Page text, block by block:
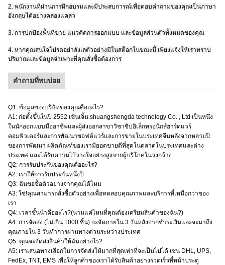
2. พนักงานที่ผ่านการฝึกอบรมและมีประสบการณ์เพื่อตอบคำถามของคุณเป็นภาษา
อังกฤษได้อย่างคล่องแคล่ว
3. การปกป้องพื้นที่ขาย แนวคิดการออกแบบ และข้อมูลส่วนตัวทั้งหมดของคุณ
4. หากคุณสนใจโปรดอย่าลังเลตัวอย่างมีในสต็อกในขณะนี้ เพียงแจ้งให้เราทราบ
ปริมาณและข้อมูลจำเพาะที่คุณสั่งซื้อต้องการ
คำถามที่พบบ่อย
Q1: ข้อมูลของบริษัทของคุณคืออะไร?
A1: ก่อตั้งขึ้นในปี 2552 เซินเจิ้น shuangshengda technology Co. , Ltd เป็นหนึ่ง
ในนักออกแบบมืออาชีพและผู้ส่งออกสาขาวิชาชิปอิเล็กทรอนิกส์ฮาร์ดแวร์
คอมพิวเตอร์และการพัฒนาซอฟต์แวร์และการขายในประเทศจีนหลังจากหลายปี
ของการพัฒนา ผลิตภัณฑ์ของเรามียอดขายดีที่สุดในตลาดในประเทศและต่าง
ประเทศ และได้รับความไว้วางใจอย่างสูงจากผู้บริโภคในวงกว้าง
Q2: การรับประกันของคุณคืออะไร?
A2: เราให้การรับประกันหนึ่งปี
Q3: ฉันขอซื้อตัวอย่างจากคุณได้ไหม
A3: ใช่!คุณสามารถสั่งซื้อตัวอย่างเพื่อทดสอบคุณภาพและบริการที่เหนือกว่าของ
เรา
Q4: เวลาชั้นนำคืออะไร?(นานแค่ไหนที่คุณต้องเตรียมสินค้าของฉัน?)
A4: การจัดส่ง (ไม่เกิน 1000 ชิ้น) จะจัดภายใน 3 วันหลังจากชำระเงินและจะมาถึง
คุณภายใน 3 วันทำการผ่านทางด่วนระหว่างประเทศ
Q5: คุณจะจัดส่งสินค้าให้ฉันอย่างไร?
A5: เราเสนอทางเลือกในการจัดส่งให้มากที่สุดเท่าที่จะเป็นไปได้ เช่น DHL, UPS,
FedEx, TNT, EMS เพื่อให้ลูกค้าของเราได้รับสินค้าอย่างรวดเร็วที่หน้าประตู